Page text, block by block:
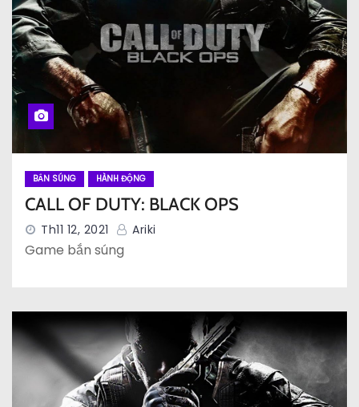
BẮN SÚNG HÀNH ĐỘNG
CALL OF DUTY: BLACK OPS
Th11 12, 2021 Ariki
Game bắn súng